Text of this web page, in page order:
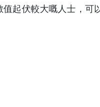
起伏較大嘅人士，可